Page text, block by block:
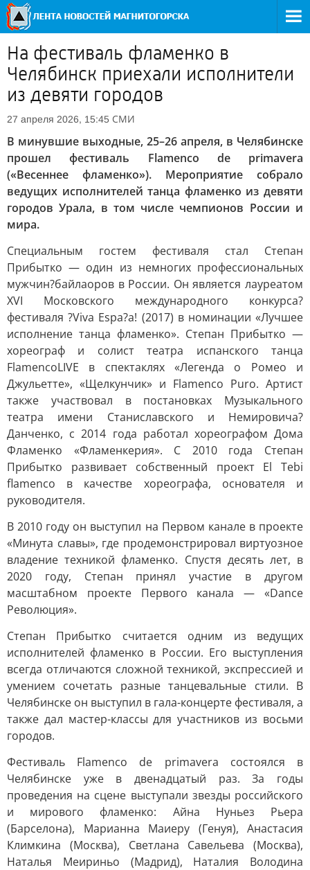
На фестиваль фламенко в
Челябинск приехали исполнители
из девяти городов
27 апреля 2026, 15:45 СМИ
В минувшие выходные, 25–26 апреля, в Челябинске
прошел фестиваль Flamenco de primavera
(«Весеннее фламенко»). Мероприятие собрало
ведущих исполнителей танца фламенко из девяти
городов Урала, в том числе чемпионов России и
мира.
Специальным гостем фестиваля стал Степан
Прибытко — один из немногих профессиональных
мужчин?байлаоров в России. Он является лауреатом
XVI Московского международного конкурса?
фестиваля ?Viva Espa?a! (2017) в номинации «Лучшее
исполнение танца фламенко». Степан Прибытко —
хореограф и солист театра испанского танца
FlamencoLIVE в спектаклях «Легенда о Ромео и
Джульетте», «Щелкунчик» и Flamenco Puro. Артист
также участвовал в постановках Музыкального
театра имени Станиславского и Немировича?
Данченко, с 2014 года работал хореографом Дома
Фламенко «Фламенкерия». С 2010 года Степан
Прибытко развивает собственный проект El Tebi
flamenco в качестве хореографа, основателя и
руководителя.
В 2010 году он выступил на Первом канале в проекте
«Минута славы», где продемонстрировал виртуозное
владение техникой фламенко. Спустя десять лет, в
2020 году, Степан принял участие в другом
масштабном проекте Первого канала — «Dance
Революция».
Степан Прибытко считается одним из ведущих
исполнителей фламенко в России. Его выступления
всегда отличаются сложной техникой, экспрессией и
умением сочетать разные танцевальные стили. В
Челябинске он выступил в гала-концерте фестиваля, а
также дал мастер-классы для участников из восьми
городов.
Фестиваль Flamenco de primavera состоялся в
Челябинске уже в двенадцатый раз. За годы
проведения на сцене выступали звезды российского
и мирового фламенко: Айна Нуньез Рьера
(Барселона), Марианна Маиеру (Генуя), Анастасия
Климкина (Москва), Светлана Савельева (Москва),
Наталья Меириньо (Мадрид), Наталия Володина